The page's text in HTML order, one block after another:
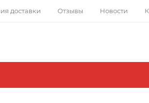
доставки Отзывы Новости